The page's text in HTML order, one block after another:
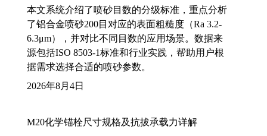
本文系统介绍了喷砂目数的分级标准，重点分析
了铝合金喷砂200目对应的表面粗糙度（Ra 3.2-
6.3μm），并对比不同目数的应用场景。数据来
源包括ISO 8503-1标准和行业实践，帮助用户根
据需求选择合适的喷砂参数。
2026年8月4日
M20化学锚栓尺寸规格及抗拔承载力详解